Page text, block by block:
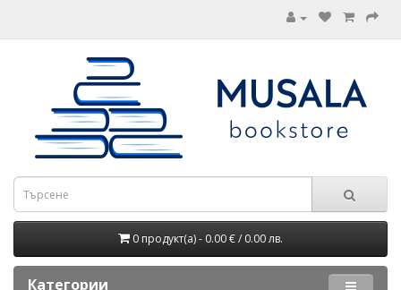
0 продукт(а) - 0.00 € / 0.00 лв.
Категории